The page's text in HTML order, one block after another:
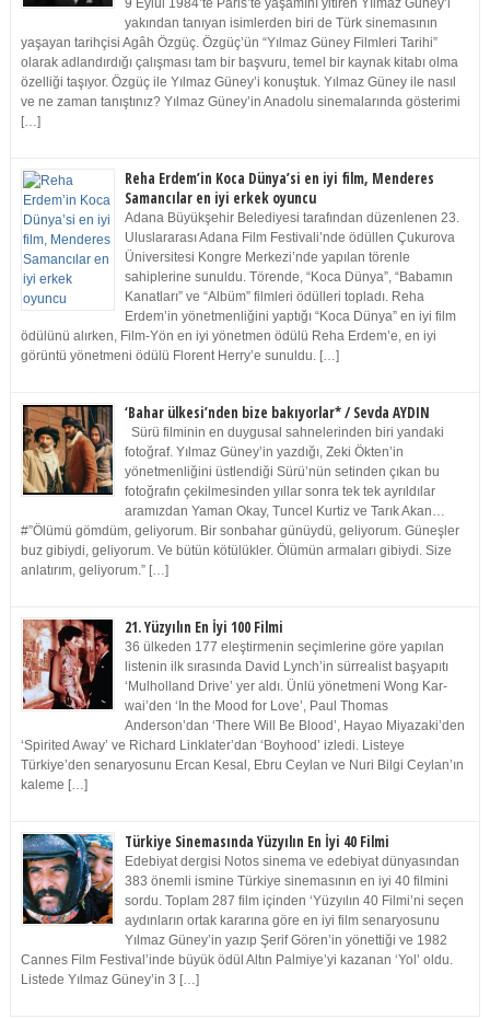
9 Eylül 1984’te Paris’te yaşamını yitiren Yılmaz Güney’i
yakından tanıyan isimlerden biri de Türk sinemasının
yaşayan tarihçisi Agâh Özgüç. Özgüç’ün “Yılmaz Güney Filmleri Tarihi”
olarak adlandırdığı çalışması tam bir başvuru, temel bir kaynak kitabı olma
özelliği taşıyor. Özgüç ile Yılmaz Güney’i konuştuk. Yılmaz Güney ile nasıl
ve ne zaman tanıştınız? Yılmaz Güney’in Anadolu sinemalarında gösterimi
[…]
Reha Erdem’in Koca Dünya’si en iyi film, Menderes
Samancılar en iyi erkek oyuncu
Adana Büyükşehir Belediyesi tarafından düzenlenen 23.
Uluslararası Adana Film Festivali’nde ödüllen Çukurova
Üniversitesi Kongre Merkezi’nde yapılan törenle
sahiplerine sunuldu. Törende, “Koca Dünya”, “Babamın
Kanatları” ve “Albüm” filmleri ödülleri topladı. Reha
Erdem’in yönetmenliğini yaptığı “Koca Dünya” en iyi film
ödülünü alırken, Film-Yön en iyi yönetmen ödülü Reha Erdem’e, en iyi
görüntü yönetmeni ödülü Florent Herry’e sunuldu. […]
‘Bahar ülkesi’nden bize bakıyorlar* / Sevda AYDIN
Sürü filminin en duygusal sahnelerinden biri yandaki
fotoğraf. Yılmaz Güney’in yazdığı, Zeki Ökten’in
yönetmenliğini üstlendiği Sürü’nün setinden çıkan bu
fotoğrafın çekilmesinden yıllar sonra tek tek ayrıldılar
aramızdan Yaman Okay, Tuncel Kurtiz ve Tarık Akan…
#”Ölümü gömdüm, geliyorum. Bir sonbahar günüydü, geliyorum. Güneşler
buz gibiydi, geliyorum. Ve bütün kötülükler. Ölümün armaları gibiydi. Size
anlatırım, geliyorum.” […]
21. Yüzyılın En İyi 100 Filmi
36 ülkeden 177 eleştirmenin seçimlerine göre yapılan
listenin ilk sırasında David Lynch’in sürrealist başyapıtı
‘Mulholland Drive’ yer aldı. Ünlü yönetmeni Wong Kar-
wai’den ‘In the Mood for Love’, Paul Thomas
Anderson’dan ‘There Will Be Blood’, Hayao Miyazaki’den
‘Spirited Away’ ve Richard Linklater’dan ‘Boyhood’ izledi. Listeye
Türkiye’den senaryosunu Ercan Kesal, Ebru Ceylan ve Nuri Bilgi Ceylan’ın
kaleme […]
Türkiye Sinemasında Yüzyılın En İyi 40 Filmi
Edebiyat dergisi Notos sinema ve edebiyat dünyasından
383 önemli ismine Türkiye sinemasının en iyi 40 filmini
sordu. Toplam 287 film içinden ‘Yüzyılın 40 Filmi’ni seçen
aydınların ortak kararına göre en iyi film senaryosunu
Yılmaz Güney’in yazıp Şerif Gören’in yönettiği ve 1982
Cannes Film Festival’inde büyük ödül Altın Palmiye’yi kazanan ‘Yol’ oldu.
Listede Yılmaz Güney’in 3 […]